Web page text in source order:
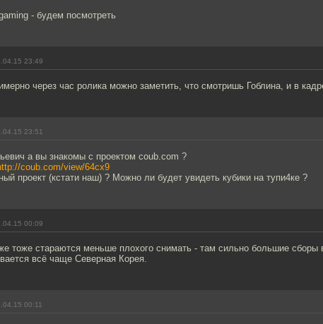
- будем посмотреть
23:49
через час ролика можно заметить, что смотришь Гоблина, и в
23:51
а вы знакомы с проектом coub.com ?
coub.com/view/64cx9
проект (кстати наш) ? Можно ли будет увидеть кубики на тупи4ке ?
00:09
тоже стараются меньше плохого снимать - там сильно большие сборы
всё чаще Северная Корея.
00:11